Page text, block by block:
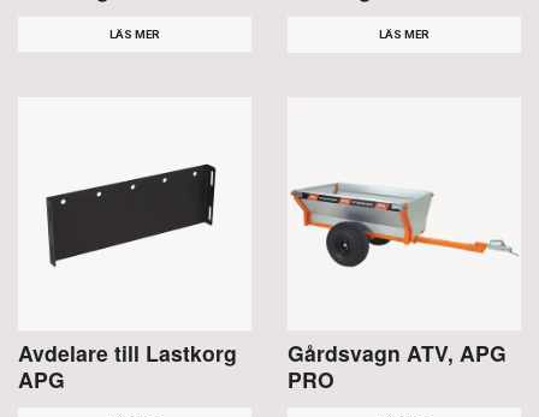
LÄS MER LÄS MER
Avdelare till Lastkorg
APG
Gårdsvagn ATV, APG
PRO